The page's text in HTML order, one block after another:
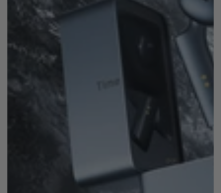
NUEVO T1 - Traductor Portatil